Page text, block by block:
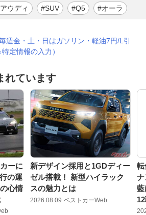
ウディ #SUV #Q5 #オーラ
週金・土・日はガソリン・軽油7円/L引
定情報の入力）
れています
ーに
の運
心情
新デザイン採用と1GDディー
ゼル搭載！ 新型ハイラック
スの魅力とは
2026.08.09 ベストカーWeb
転
ナ
藍